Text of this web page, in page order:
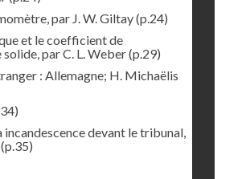
par J. W. Giltay(p.24)
et le coefficient de
par C. L. Weber(p.29)
: Allemagne; H. Michaëlis
incandescence devant le tribunal,
(p.35)